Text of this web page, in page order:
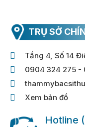
TRỤ SỞ
Tầng 4, Số 14
0904 324 275 -
Xem bản đồ
Hotline